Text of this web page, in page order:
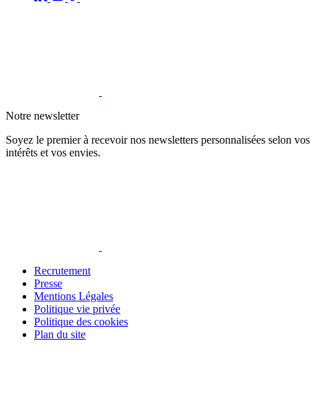
Notre newsletter
Soyez le premier à recevoir nos newsletters personnalisées selon vos
intérêts et vos envies.
Recrutement
Presse
Mentions Légales
Politique vie privée
Politique des cookies
Plan du site